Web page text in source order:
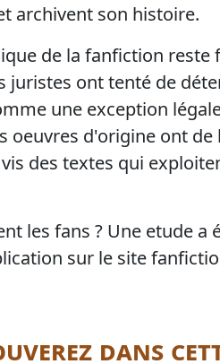
archivent son histoire.
de la fanfiction reste
juristes ont tenté de
une exception
oeuvres d'origine ont
des textes qui
les fans ? Une etude a
sur le site
dans